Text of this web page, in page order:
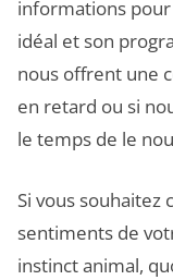
informations
idéal et son
nous offrent une
en retard ou si
le temps de le
Si vous
sentiments de
instinct animal,